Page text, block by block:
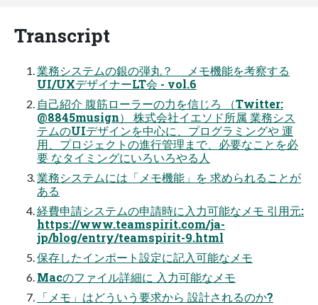
Transcript
業務システムの銀の弾丸？ メモ機能を考察する
UI/UXデザイナーLT会 - vol.6
自己紹介 腹筋ローラーの力を信じろ （Twitter:
@8845musign） 株式会社イエソド所属 業務シス
テムのUIデザインを中心に、プログラミングや 運
用、プロジェクトの進行管理まで、必要なことを必
要 なタイミングにいろいろやる人
業務システムには「メモ機能」を 求められることが
ある
経費申請システムの申請時に入力可能なメモ 引用元:
https://www.teamspirit.com/ja-
jp/blog/entry/teamspirit-9.html
保存したインポート設定に記入可能なメモ
Macのファイル詳細に 入力可能なメモ
「メモ」はどういう要求から 設計されるのか?